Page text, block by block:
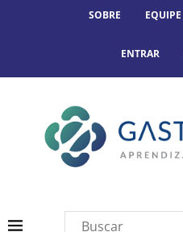
SOBRE EQUIPE
ENTRAR